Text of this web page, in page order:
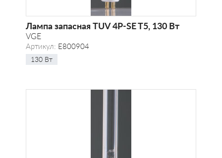
Лампа запасная TUV 4P-SE T5, 130 Вт
VGE
Артикул: E800904
130 Вт